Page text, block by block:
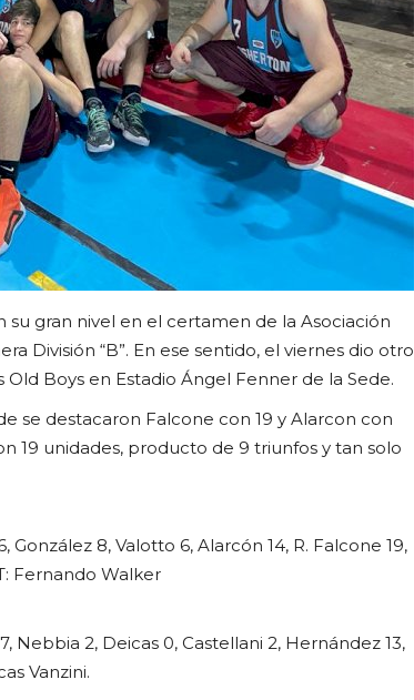
gran nivel en el certamen de la Asociación
División “B”. En ese sentido, el viernes dio otro
Boys en Estadio Ángel Fenner de la Sede.
se destacaron Falcone con 19 y Alarcon con
19 unidades, producto de 9 triunfos y tan solo
González 8, Valotto 6, Alarcón 14, R. Falcone 19,
Fernando Walker
Nebbia 2, Deicas 0, Castellani 2, Hernández 13,
Vanzini.